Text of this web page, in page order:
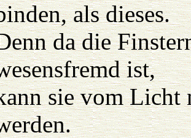
als dieses.
da die
ist,
sie vom Licht